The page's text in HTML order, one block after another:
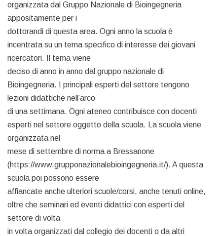
organizzata dal Gruppo Nazionale di Bioingegneria
appositamente per i
dottorandi di questa area. Ogni anno la scuola è
incentrata su un tema specifico di interesse dei giovani
ricercatori. Il tema viene
deciso di anno in anno dal gruppo nazionale di
Bioingegneria. I principali esperti del settore tengono
lezioni didattiche nell’arco
di una settimana. Ogni ateneo contribuisce con docenti
esperti nel settore oggetto della scuola. La scuola viene
organizzata nel
mese di settembre di norma a Bressanone
(https://www.grupponazionalebioingegneria.it/). A questa
scuola poi possono essere
affiancate anche ulteriori scuole/corsi, anche tenuti online,
oltre che seminari ed eventi didattici con esperti del
settore di volta
in volta organizzati dal collegio dei docenti o da altri